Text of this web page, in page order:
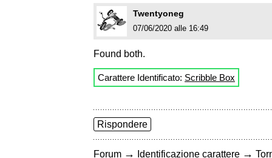
Twentyoneg
07/06/2020 alle 16:49
Found both.
Carattere Identificato: Scribble Box
Rispondere
Forum → Identificazione carattere →